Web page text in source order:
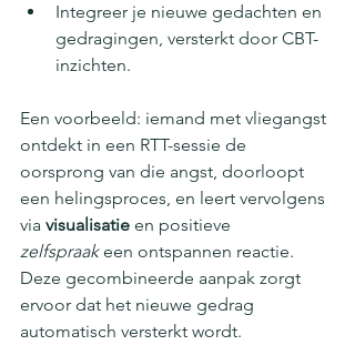
Integreer je nieuwe gedachten en
gedragingen, versterkt door CBT-
inzichten.
Een voorbeeld: iemand met vliegangst
ontdekt in een RTT-sessie de
oorsprong van die angst, doorloopt
een helingsproces, en leert vervolgens
via visualisatie en positieve
zelfspraak een ontspannen reactie.
Deze gecombineerde aanpak zorgt
ervoor dat het nieuwe gedrag
automatisch versterkt wordt.